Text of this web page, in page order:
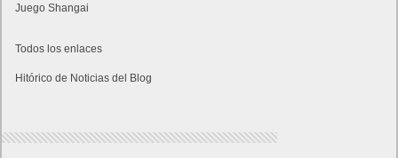
Juego Shangai
Todos los enlaces
Hitórico de Noticias del Blog